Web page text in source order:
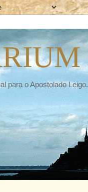
para o Apostolado Leigo.